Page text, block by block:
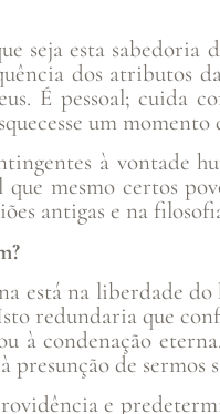
seja esta sabedoria
dos atributos
É pessoal; cuida
um
à vontade
mesmo certos
antigas e na
na liberdade do
redundaria que
à condenação
de sermos
e